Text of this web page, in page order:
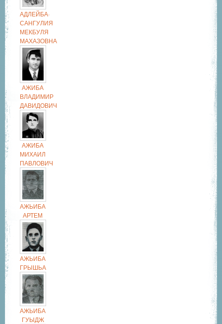
АДЛЕЙБА-
САНГУЛИЯ
МЕКБУЛЯ
МАХАЗОВНА
АЖИБА
ВЛАДИМИР
ДАВИДОВИЧ
АЖИБА
МИХАИЛ
ПАВЛОВИЧ
АЖЬИБА
АРТЕМ
АЖЬИБА
ГРЫШЬА
АЖЬИБА
ГУЫДЖ